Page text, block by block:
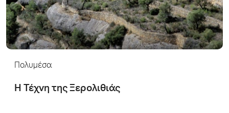
Πολυμέσα
H Τέχνη της Ξερολιθιάς